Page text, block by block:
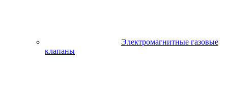
Электромагнитные газовые
клапаны